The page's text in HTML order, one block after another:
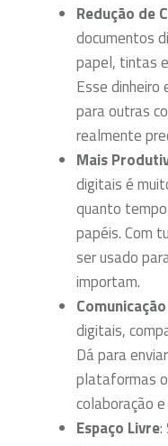
Redução de
documentos
papel, tintas
Esse dinheiro
para outras
realmente
Mais
digitais é
quanto
papéis. Com
ser usado
importam.
digitais,
Dá para
plataformas
colaboração
Espaço Livre: